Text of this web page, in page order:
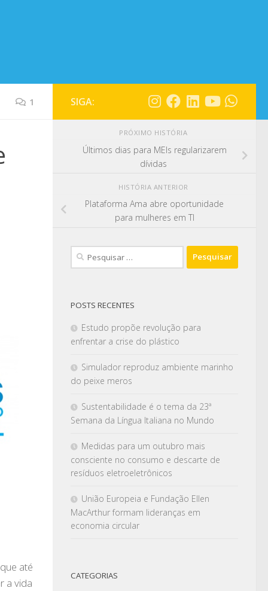
1
até
a vida
SIGA:
PRÓXIMO HISTÓRIA
Últimos dias para MEIs regularizarem
dívidas
HISTÓRIA ANTERIOR
Plataforma Ama abre oportunidade
para mulheres em TI
POSTS RECENTES
Estudo propõe revolução para
enfrentar a crise do plástico
Simulador reproduz ambiente marinho
do peixe meros
Sustentabilidade é o tema da 23ª
Semana da Língua Italiana no Mundo
Medidas para um outubro mais
consciente no consumo e descarte de
resíduos eletroeletrônicos
União Europeia e Fundação Ellen
MacArthur formam lideranças em
economia circular
CATEGORIAS